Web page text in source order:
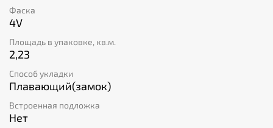
Фаска
4V
Площадь в упаковке, кв.м.
2,23
Способ укладки
Плавающий(замок)
Встроенная подложка
Нет